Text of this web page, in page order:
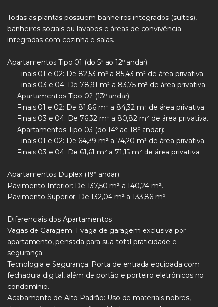
Todas as plantas possuem banheiros integrados (suítes),
banheiros sociais ou lavabos e áreas de convivência
integradas com cozinha e salas.
Apartamentos Tipo 01 (do 5º ao 12º andar):
Finais 01 e 02: De 82,53 m² a 85,43 m² de área privativa.
Finais 03 e 04: De 78,91 m² a 83,75 m² de área privativa.
Apartamentos Tipo 02 (13º andar):
Finais 01 e 02: De 81,86 m² a 84,32 m² de área privativa.
Finais 03 e 04: De 76,32 m² a 80,82 m² de área privativa.
Apartamentos Tipo 03 (do 14º ao 18º andar):
Finais 01 e 02: De 64,39 m² a 74,20 m² de área privativa.
Finais 03 e 04: De 61,61 m² a 71,15 m² de área privativa.
Apartamentos Duplex (19º andar):
Pavimento Inferior: De 137,50 m² a 140,24 m².
Pavimento Superior: De 132,04 m² a 133,86 m².
Diferenciais dos Apartamentos
Vagas de Garagem: 1 vaga de garagem exclusiva por
apartamento, pensada para sua total praticidade e
segurança.
Tecnologia e Segurança: Porta de entrada equipada com
fechadura digital, além de portão e porteiro eletrônicos no
condomínio.
Acabamento de Alto Padrão: Uso de materiais nobres,